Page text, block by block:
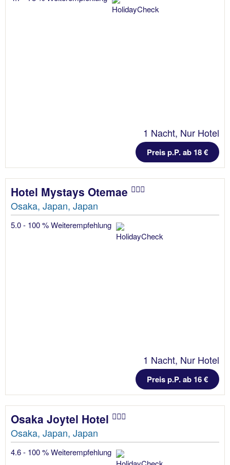
1 Nacht, Nur Hotel
Preis p.P. ab 18 €
Hotel Mystays Otemae
Osaka, Japan, Japan
5.0 - 100 % Weiterempfehlung
1 Nacht, Nur Hotel
Preis p.P. ab 16 €
Osaka Joytel Hotel
Osaka, Japan, Japan
4.6 - 100 % Weiterempfehlung